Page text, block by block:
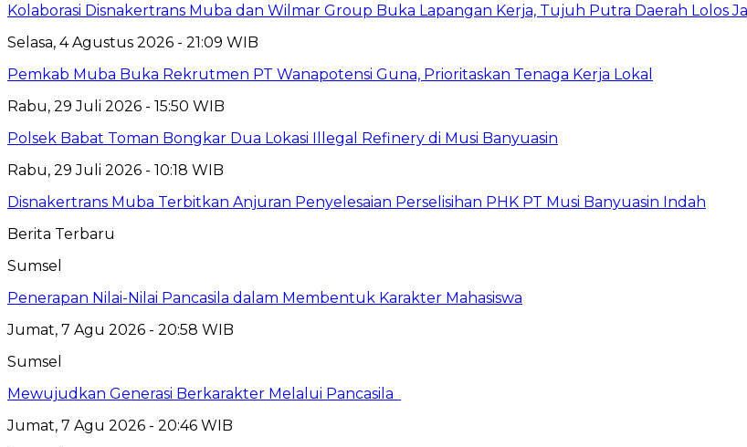
Kolaborasi Disnakertrans Muba dan Wilmar Group Buka Lapangan Kerja, Tujuh Putra Daerah Lolos
Selasa, 4 Agustus 2026 - 21:09 WIB
Pemkab Muba Buka Rekrutmen PT Wanapotensi Guna, Prioritaskan Tenaga Kerja Lokal
Rabu, 29 Juli 2026 - 15:50 WIB
Polsek Babat Toman Bongkar Dua Lokasi Illegal Refinery di Musi Banyuasin
Rabu, 29 Juli 2026 - 10:18 WIB
Disnakertrans Muba Terbitkan Anjuran Penyelesaian Perselisihan PHK PT Musi Banyuasin Indah
Berita Terbaru
Sumsel
Penerapan Nilai-Nilai Pancasila dalam Membentuk Karakter Mahasiswa
Jumat, 7 Agu 2026 - 20:58 WIB
Sumsel
Mewujudkan Generasi Berkarakter Melalui Pancasila
Jumat, 7 Agu 2026 - 20:46 WIB